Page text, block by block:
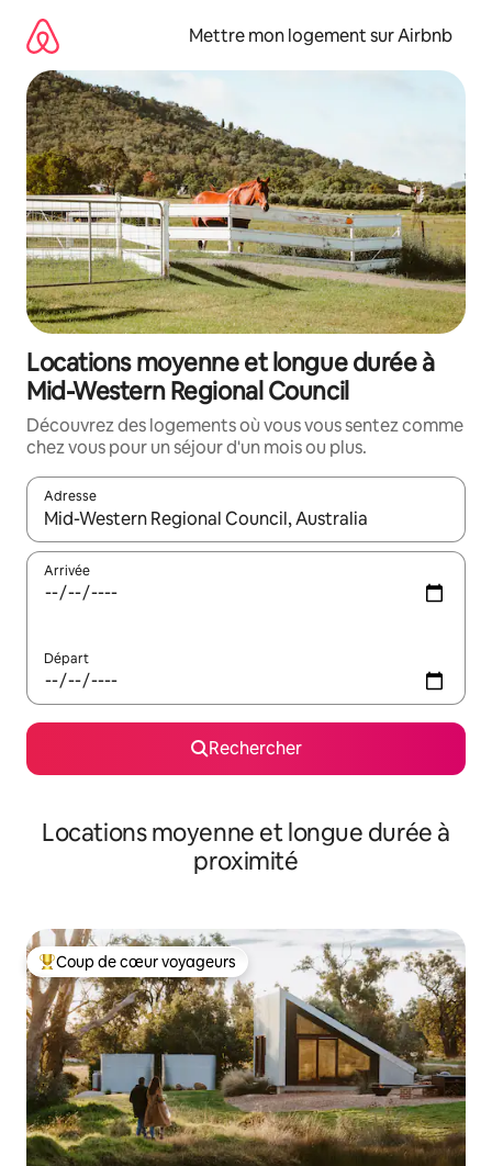
directement
contenu
Mettre mon logement sur Airbnb
Locations moyenne et longue durée à
Mid-Western Regional Council
Découvrez des logements où vous vous sentez comme
chez vous pour un séjour d'un mois ou plus.
Adresse
Lorsque les résultats s'affichent, utilisez les flèches vers le
Arrivée
Départ
Rechercher
Locations moyenne et longue durée à
proximité
Coups de cœur voyageurs les plus appréciés
Coup de cœur voyageurs